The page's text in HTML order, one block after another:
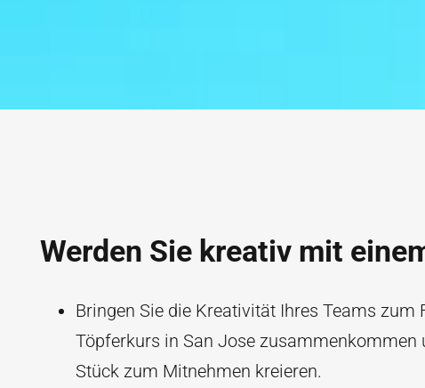
Werden Sie kreativ mit
Bringen Sie die Kreativität Ihres Teams zum
Töpferkurs in San Jose zusammenkommen
Stück zum Mitnehmen kreieren.